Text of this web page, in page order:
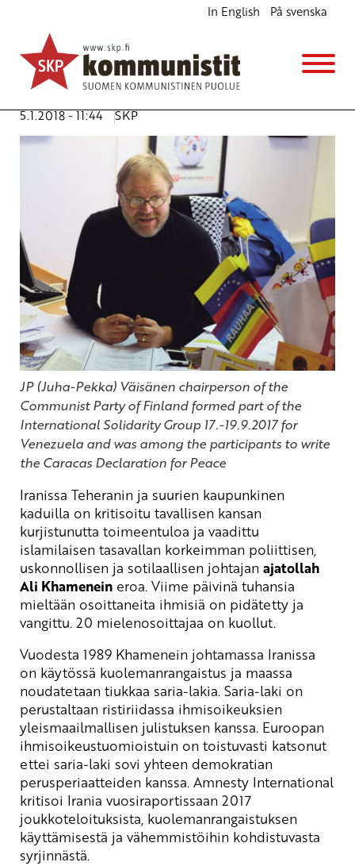
In English På svenska
Solidaarisuutta Iranin kansannousulle
Ajankohtaista
Avainsanat:ajatollah Ali Khamenei,Iran,
5.1.2018 - 11:44
SKP
JP (Juha-Pekka) Väisänen chairperson of the
Communist Party of Finland formed part of the
International Solidarity Group 17.-19.9.2017 for
Venezuela and was among the participants to write
the Caracas Declaration for Peace
Iranissa Teheranin ja suurien kaupunkinen
kaduilla on kritisoitu tavallisen kansan
kurjistunutta toimeentuloa ja vaadittu
islamilaisen tasavallan korkeimman poliittisen,
uskonnollisen ja sotilaallisen johtajan ajatollah
Ali Khamenein eroa. Viime päivinä tuhansia
mieltään osoittaneita ihmisiä on pidätetty ja
vangittu. 20 mielenosoittajaa on kuollut.
Vuodesta 1989 Khamenein johtamassa Iranissa
on käytössä kuolemanrangaistus ja maassa
noudatetaan tiukkaa saria-lakia. Saria-laki on
perustaltaan ristiriidassa ihmisoikeuksien
yleismaailmallisen julistuksen kanssa. Euroopan
ihmisoikeustuomioistuin on toistuvasti katsonut
ettei saria-laki sovi yhteen demokratian
perusperiaatteiden kanssa. Amnesty International
kritisoi Irania vuosiraportissaan 2017
joukkoteloituksista, kuolemanrangaistuksen
käyttämisestä ja vähemmistöihin kohdistuvasta
syrjinnästä.